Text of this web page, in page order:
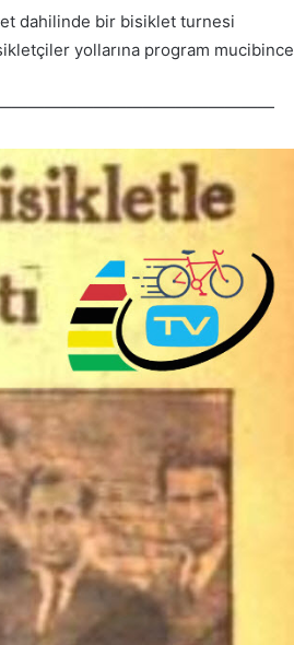
dahilinde bir bisiklet turnesi
yollarına program mucibince